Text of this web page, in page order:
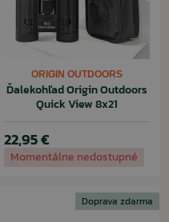
ORIGIN OUTDOORS
Ďalekohľad Origin Outdoors
Quick View 8x21
22,95 €
Momentálne nedostupné
Doprava zdarma